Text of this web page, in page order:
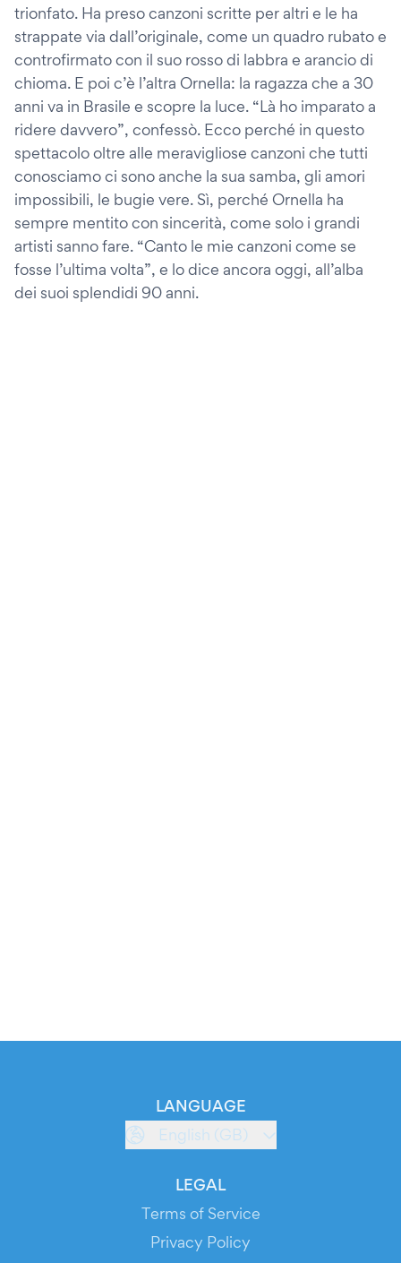
trionfato. Ha preso canzoni scritte per altri e le ha
strappate via dall’originale, come un quadro rubato e
controfirmato con il suo rosso di labbra e arancio di
chioma. E poi c’è l’altra Ornella: la ragazza che a 30
anni va in Brasile e scopre la luce. “Là ho imparato a
ridere davvero”, confessò. Ecco perché in questo
spettacolo oltre alle meravigliose canzoni che tutti
conosciamo ci sono anche la sua samba, gli amori
impossibili, le bugie vere. Sì, perché Ornella ha
sempre mentito con sincerità, come solo i grandi
artisti sanno fare. “Canto le mie canzoni come se
fosse l’ultima volta”, e lo dice ancora oggi, all’alba
dei suoi splendidi 90 anni.
LANGUAGE
English (GB)
LEGAL
Terms of Service
Privacy Policy